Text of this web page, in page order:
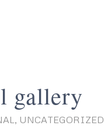
gallery
, UNCATEGORIZED